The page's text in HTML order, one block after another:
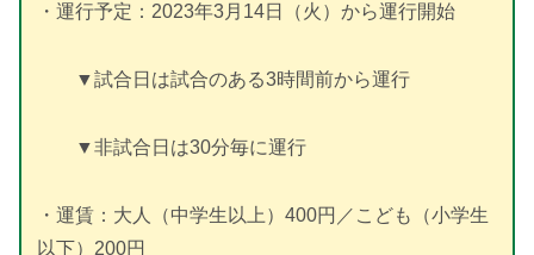
・運行予定：2023年3月14日（火）から運行開始
▼試合日は試合のある3時間前から運行
▼非試合日は30分毎に運行
・運賃：大人（中学生以上）400円／こども（小学生
以下）200円